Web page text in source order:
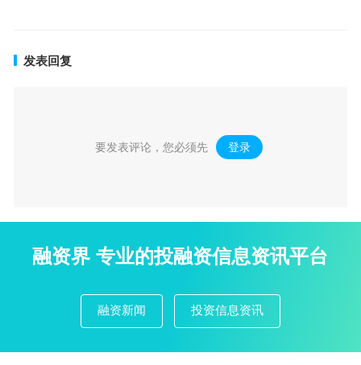
发表回复
要发表评论，您必须先 登录 。
融资界 专业的投融资信息资讯平台
融资新闻 投资信息资讯